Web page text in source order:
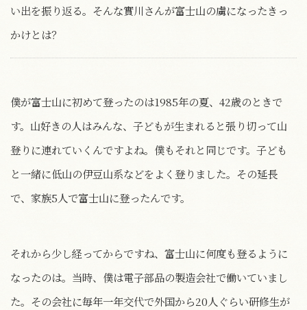
い出を振り返る。そんな實川さんが富士山の虜になったきっ
かけとは？
僕が富士山に初めて登ったのは1985年の夏、42歳のときで
す。山好きの人はみんな、子どもが生まれると張り切って山
登りに連れていくんですよね。僕もそれと同じです。子ども
と一緒に低山の伊豆山系などをよく登りました。その延長
で、家族5人で富士山に登ったんです。
それから少し経ってからですね、富士山に何度も登るように
なったのは。当時、僕は電子部品の製造会社で働いていまし
た。その会社に毎年一年交代で外国から20人ぐらい研修生が